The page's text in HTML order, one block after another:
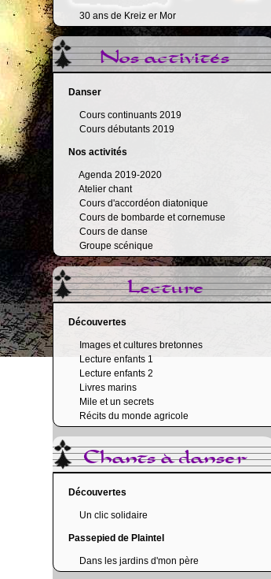
30 ans de Kreiz er Mor
Nos activités
Danser
Cours continuants 2019
Cours débutants 2019
Nos activités
Agenda 2019-2020
Atelier chant
Cours d'accordéon diatonique
Cours de bombarde et cornemuse
Cours de danse
Groupe scénique
Lecture
Découvertes
Images et cultures bretonnes
Lecture enfants 1
Lecture enfants 2
Livres marins
Mile et un secrets
Récits du monde agricole
Chants à danser
Découvertes
Un clic solidaire
Passepied de Plaintel
Dans les jardins d'mon père